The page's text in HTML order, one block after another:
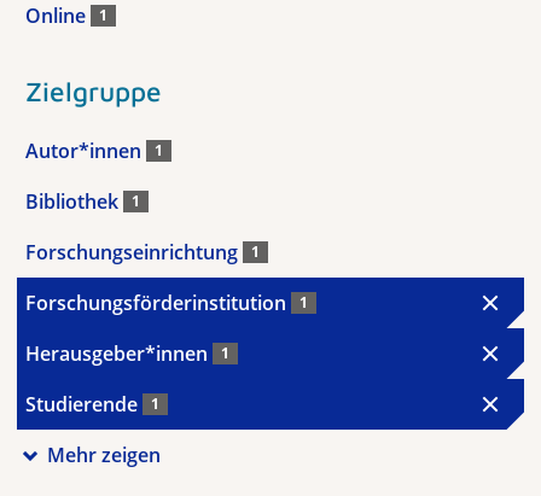
Online 1
Zielgruppe
Autor*innen 1
Bibliothek 1
Forschungseinrichtung 1
Forschungsförderinstitution 1
Herausgeber*innen 1
Studierende 1
Mehr zeigen